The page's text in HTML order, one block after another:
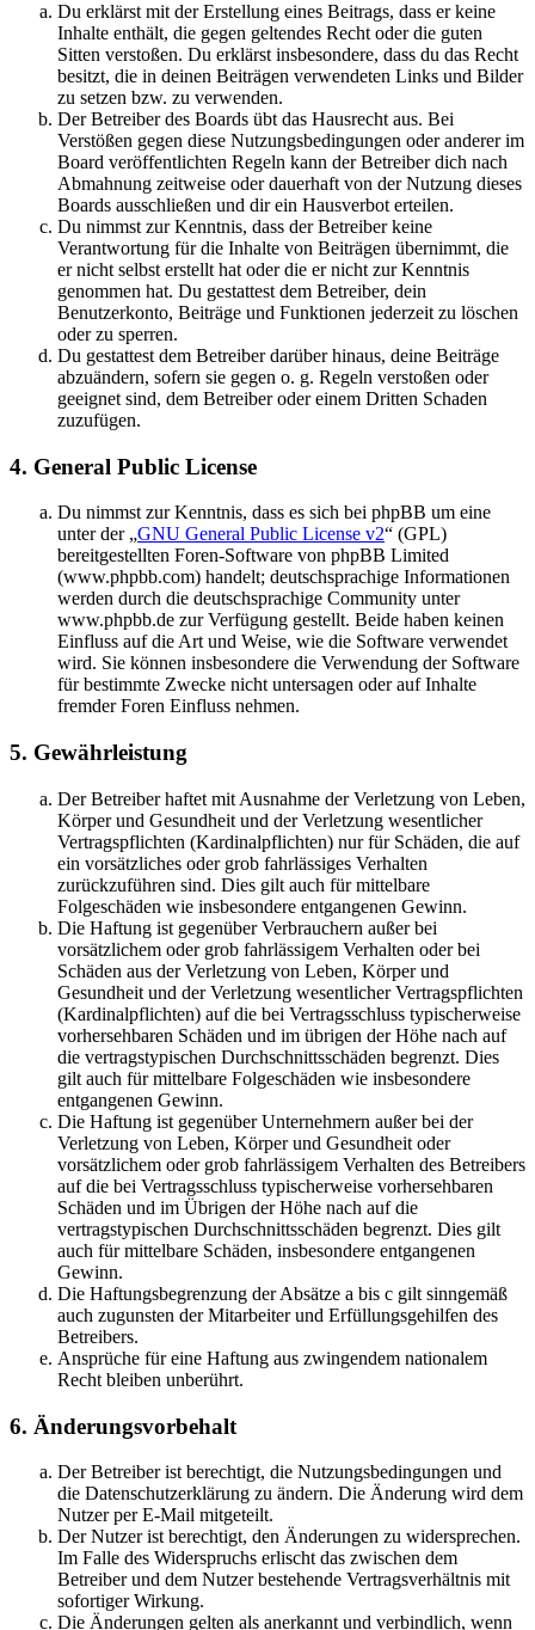
Du erklärst mit der Erstellung eines Beitrags, dass er keine
Inhalte enthält, die gegen geltendes Recht oder die guten
Sitten verstoßen. Du erklärst insbesondere, dass du das Recht
besitzt, die in deinen Beiträgen verwendeten Links und Bilder
zu setzen bzw. zu verwenden.
Der Betreiber des Boards übt das Hausrecht aus. Bei
Verstößen gegen diese Nutzungsbedingungen oder anderer im
Board veröffentlichten Regeln kann der Betreiber dich nach
Abmahnung zeitweise oder dauerhaft von der Nutzung dieses
Boards ausschließen und dir ein Hausverbot erteilen.
Du nimmst zur Kenntnis, dass der Betreiber keine
Verantwortung für die Inhalte von Beiträgen übernimmt, die
er nicht selbst erstellt hat oder die er nicht zur Kenntnis
genommen hat. Du gestattest dem Betreiber, dein
Benutzerkonto, Beiträge und Funktionen jederzeit zu löschen
oder zu sperren.
Du gestattest dem Betreiber darüber hinaus, deine Beiträge
abzuändern, sofern sie gegen o. g. Regeln verstoßen oder
geeignet sind, dem Betreiber oder einem Dritten Schaden
zuzufügen.
4. General Public License
Du nimmst zur Kenntnis, dass es sich bei phpBB um eine
unter der „GNU General Public License v2“ (GPL)
bereitgestellten Foren-Software von phpBB Limited
(www.phpbb.com) handelt; deutschsprachige Informationen
werden durch die deutschsprachige Community unter
www.phpbb.de zur Verfügung gestellt. Beide haben keinen
Einfluss auf die Art und Weise, wie die Software verwendet
wird. Sie können insbesondere die Verwendung der Software
für bestimmte Zwecke nicht untersagen oder auf Inhalte
fremder Foren Einfluss nehmen.
5. Gewährleistung
Der Betreiber haftet mit Ausnahme der Verletzung von Leben,
Körper und Gesundheit und der Verletzung wesentlicher
Vertragspflichten (Kardinalpflichten) nur für Schäden, die auf
ein vorsätzliches oder grob fahrlässiges Verhalten
zurückzuführen sind. Dies gilt auch für mittelbare
Folgeschäden wie insbesondere entgangenen Gewinn.
Die Haftung ist gegenüber Verbrauchern außer bei
vorsätzlichem oder grob fahrlässigem Verhalten oder bei
Schäden aus der Verletzung von Leben, Körper und
Gesundheit und der Verletzung wesentlicher Vertragspflichten
(Kardinalpflichten) auf die bei Vertragsschluss typischerweise
vorhersehbaren Schäden und im übrigen der Höhe nach auf
die vertragstypischen Durchschnittsschäden begrenzt. Dies
gilt auch für mittelbare Folgeschäden wie insbesondere
entgangenen Gewinn.
Die Haftung ist gegenüber Unternehmern außer bei der
Verletzung von Leben, Körper und Gesundheit oder
vorsätzlichem oder grob fahrlässigem Verhalten des Betreibers
auf die bei Vertragsschluss typischerweise vorhersehbaren
Schäden und im Übrigen der Höhe nach auf die
vertragstypischen Durchschnittsschäden begrenzt. Dies gilt
auch für mittelbare Schäden, insbesondere entgangenen
Gewinn.
Die Haftungsbegrenzung der Absätze a bis c gilt sinngemäß
auch zugunsten der Mitarbeiter und Erfüllungsgehilfen des
Betreibers.
Ansprüche für eine Haftung aus zwingendem nationalem
Recht bleiben unberührt.
6. Änderungsvorbehalt
Der Betreiber ist berechtigt, die Nutzungsbedingungen und
die Datenschutzerklärung zu ändern. Die Änderung wird dem
Nutzer per E-Mail mitgeteilt.
Der Nutzer ist berechtigt, den Änderungen zu widersprechen.
Im Falle des Widerspruchs erlischt das zwischen dem
Betreiber und dem Nutzer bestehende Vertragsverhältnis mit
sofortiger Wirkung.
Die Änderungen gelten als anerkannt und verbindlich, wenn